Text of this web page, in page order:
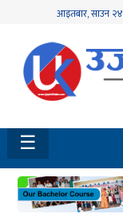
आइतबार,साउन २४
होमपेज
नवलपुर
विशेष
मध्य
नेपाल
☰